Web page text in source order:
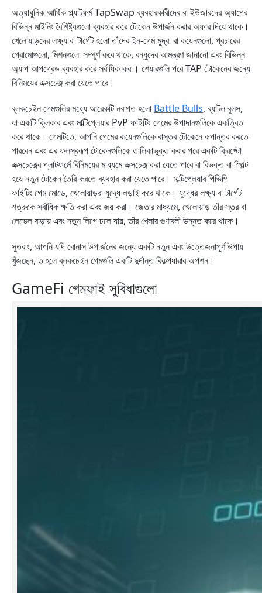
অত্যাধুনিক আর্থিক প্ল্যাটফর্ম TapSwap ব্যবহারকারীদের বা ইউজারদের অ্যাপের
বিভিন্ন মাইনিং বৈশিষ্ট্যগুলো ব্যবহার করে টোকেন উপার্জন করার অফার দিয়ে থাকে।
খেলোয়াড়দের লক্ষ্য বা টার্গেট হলো তাঁদের ইন-গেম মুদ্রা বা কয়েনগুলো, প্রচারের
প্রোমোগুলো, মিশনগুলো সম্পূর্ণ করে থাকে, বন্ধুদের আমন্ত্রণ জানানো এবং বিভিন্ন
অ্যাপ আপগ্রেড ব্যবহার করে সর্বাধিক করা। শেয়ারগুলি পরে TAP টোকেনের জন্যে
বিনিময়ের এক্সচেঞ্জ করা যেতে পারে।
ব্লকচেইন গেমগুলির মধ্যে আরেকটি নবাগত হলো Battle Bulls, ব্যাটল বুলস,
যা একটি ক্লিকার এবং মাল্টিপ্লেয়ার PvP ফাইটিং গেমের উপাদানগুলিকে একত্রিত
করে থাকে। গেমটিতে, আপনি গেমের কয়েনগুলিকে বাস্তব টোকেনে রূপান্তর করতে
পারবেন এবং এর ফলস্বরূপ টোকেনগুলিকে তালিকাভুক্ত করার পরে একটি ক্রিপ্টো
এক্সচেঞ্জের প্লাটফর্মে বিনিময়ের মাধ্যমে এক্সচেঞ্জ করা যেতে পারে বা বিভক্ত বা স্পিল্ট
হয়ে নতুন টোকেন তৈরি করতে ব্যবহার করা যেতে পারে। মাল্টিপ্লেয়ার পিভিপি
ফাইটিং গেম মোডে, খেলোয়াড়রা যুদ্ধে লড়াই করে থাকে। যুদ্ধের লক্ষ্য বা টার্গেট
শত্রুকে সর্বাধিক ক্ষতি করা এবং জয় করা। জেতার মাধ্যমে, খেলোয়াড় তাঁর স্তর বা
লেভেল বাড়ায় এবং নতুন লিগে চলে যায়, তাঁর খেলার গুণাবলী উন্নত করে থাকে।
সুতরাং, আপনি যদি বোনাস উপার্জনের জন্যে একটি নতুন এবং উত্তেজনাপূর্ণ উপায়
খুঁজছেন, তাহলে ব্লকচেইন গেমগুলি একটি দুর্দান্ত বিকল্পধারার অপশন।
GameFi গেমফাই সুবিধাগুলো